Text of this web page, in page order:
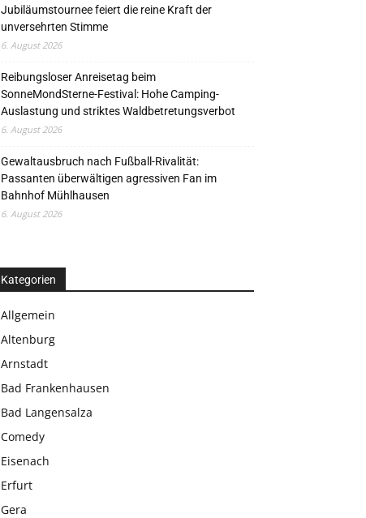
Jubiläumstournee feiert die reine Kraft der
unversehrten Stimme
6. August 2026
Reibungsloser Anreisetag beim
SonneMondSterne-Festival: Hohe Camping-
Auslastung und striktes Waldbetretungsverbot
6. August 2026
Gewaltausbruch nach Fußball-Rivalität:
Passanten überwältigen agressiven Fan im
Bahnhof Mühlhausen
6. August 2026
Kategorien
Allgemein
Altenburg
Arnstadt
Bad Frankenhausen
Bad Langensalza
Comedy
Eisenach
Erfurt
Gera